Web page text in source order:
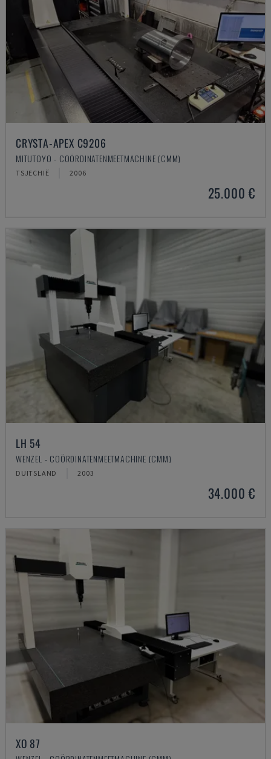
CRYSTA-APEX C9206
MITUTOYO - COÖRDINATENMEETMACHINE (CMM)
TSJECHIË 2006
25.000 €
LH 54
WENZEL - COÖRDINATENMEETMACHINE (CMM)
DUITSLAND 2003
34.000 €
XO 87